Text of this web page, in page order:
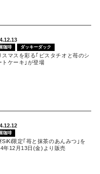
珈琲 ダッキーダック
スマスを彩る｢ピスタチオと苺のシ
トケーキ｣が登場
珈琲
SiKi限定｢苺と抹茶のあんみつ｣を
年12月13日(金)より販売